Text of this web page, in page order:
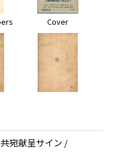
Cover
宛献呈サイン /